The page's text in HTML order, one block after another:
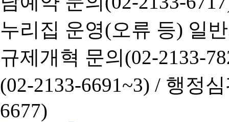
누리집 운영(오류 등) 일
규제개혁 문의(02-2133-
(02-2133-6691~3) / 행정심
6677)